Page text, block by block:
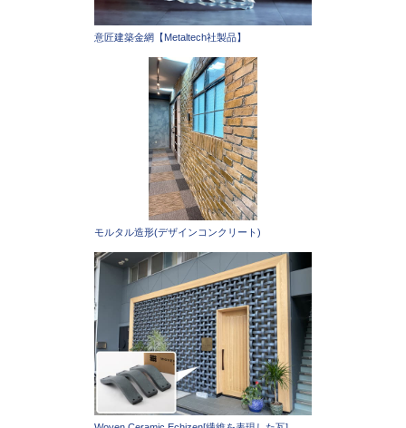
意匠建築金網【Metaltech社製品】
モルタル造形(デザインコンクリート)